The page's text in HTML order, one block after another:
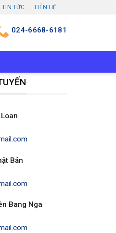
TIN TỨC LIÊN HỆ
024-6668-6181
Bản
Bang Nga